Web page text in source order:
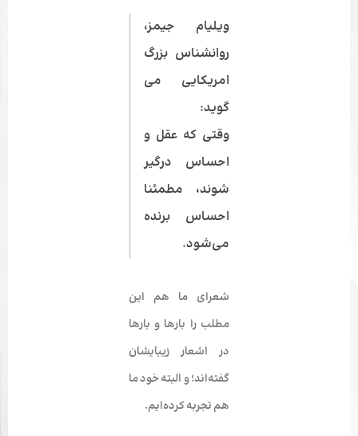
ویلیام جیمز،
روان­شناس بزرگ
امریکایی می­‌
گوید:
وقتی که عقل و
احساس درگیر
شوند، مطمئنا
احساس برنده
می‌­شود.
شعرای ما هم این
مطلب را بارها و بارها
در اشعار زیبایشان
گفته‌­اند؛ و البته خود ما
هم تجربه کرده‌­ایم.